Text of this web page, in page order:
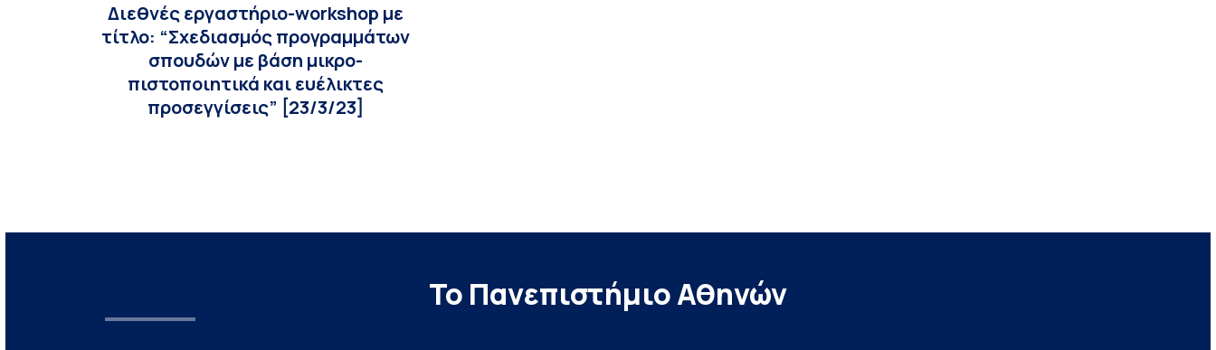
Διεθνές εργαστήριο-workshop με
τίτλο: “Σχεδιασμός προγραμμάτων
σπουδών με βάση μικρο-
πιστοποιητικά και ευέλικτες
προσεγγίσεις” [23/3/23]
Το Πανεπιστήμιο Αθηνών